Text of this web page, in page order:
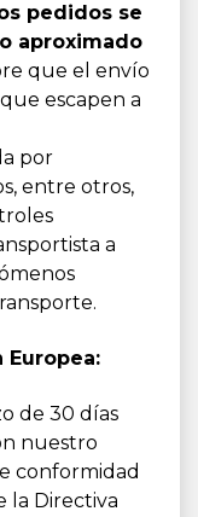
pedidos se
aproximado
que el envío
escapen a
por
entre otros,
a
Europea:
de 30 días
nuestro
conformidad
la Directiva